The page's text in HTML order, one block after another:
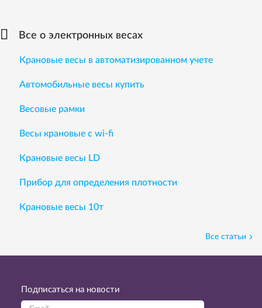
Все о электронных весах
Крановые весы в автоматизированном учете
Автомобильные весы купить
Весовые рамки
Весы крановые с wi-fi
Крановые весы LD
Прибор для определения плотности
Крановые весы 10т
Все статьи
Подписаться на новости